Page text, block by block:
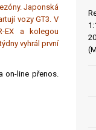
Japonská
vozy GT3. V
EX a kolegou
vyhrál první
on-line přenos.